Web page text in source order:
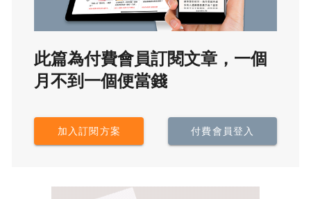
此篇為付費會員訂閱文章，一個
月不到一個便當錢
加入訂閱方案 付費會員登入